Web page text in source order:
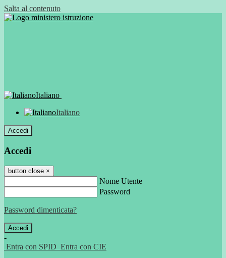
Salta al contenuto
Italiano
Italiano
Accedi
Accedi
button close ×
Nome Utente
Password
Password dimenticata?
-
Entra con SPID Entra con CIE